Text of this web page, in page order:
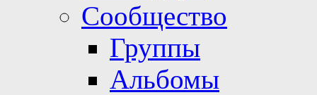
Сообщество
Группы
Альбомы